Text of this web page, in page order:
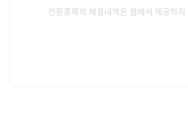
전문종목의 체결내역은 웹에서 제공하지